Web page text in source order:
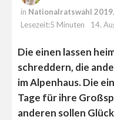
in Nationalratswahl 2019,
Lesezeit:5 Minuten
14.
Die einen lassen
schreddern, die
im Alpenhaus. Die
Tage für ihre
anderen sollen